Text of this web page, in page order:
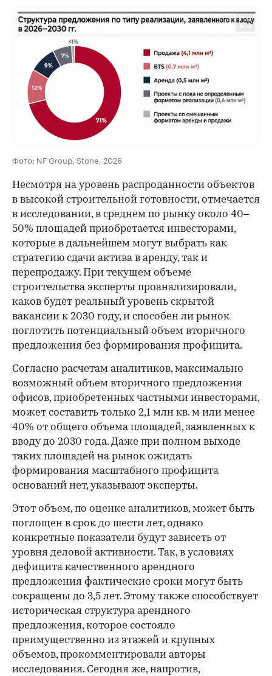
Фото: NF Group, Stone, 2026
Несмотря на уровень распроданности объектов
в высокой строительной готовности, отмечается
в исследовании, в среднем по рынку около 40–
50% площадей приобретается инвесторами,
которые в дальнейшем могут выбрать как
стратегию сдачи актива в аренду, так и
перепродажу. При текущем объеме
строительства эксперты проанализировали,
каков будет реальный уровень скрытой
вакансии к 2030 году, и способен ли рынок
поглотить потенциальный объем вторичного
предложения без формирования профицита.
Согласно расчетам аналитиков, максимально
возможный объем вторичного предложения
офисов, приобретенных частными инвесторами,
может составить только 2,1 млн кв. м или менее
40% от общего объема площадей, заявленных к
вводу до 2030 года. Даже при полном выходе
таких площадей на рынок ожидать
формирования масштабного профицита
оснований нет, указывают эксперты.
Этот объем, по оценке аналитиков, может быть
поглощен в срок до шести лет, однако
конкретные показатели будут зависеть от
уровня деловой активности. Так, в условиях
дефицита качественного арендного
предложения фактические сроки могут быть
сокращены до 3,5 лет. Этому также способствует
историческая структура арендного
предложения, которое состояло
преимущественно из этажей и крупных
объемов, прокомментировали авторы
исследования. Сегодня же, напротив,